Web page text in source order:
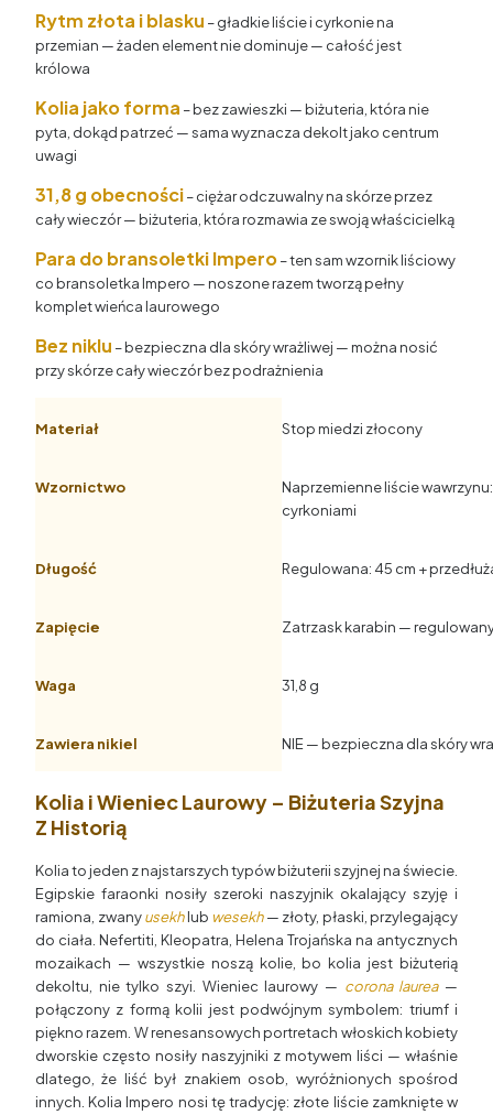
Rytm złota i blasku – gładkie liście i cyrkonie na
przemian — żaden element nie dominuje — całość jest
królowa
Kolia jako forma – bez zawieszki — biżuteria, która nie
pyta, dokąd patrzeć — sama wyznacza dekolt jako centrum
uwagi
31,8 g obecności– ciężar odczuwalny na skórze przez
cały wieczór — biżuteria, która rozmawia ze swoją właścicielką
Para do bransoletki Impero– ten sam wzornik liściowy
co bransoletka Impero — noszone razem tworzą pełny
komplet wieńca laurowego
Bez niklu – bezpieczna dla skóry wrażliwej — można nosić
przy skórze cały wieczór bez podrażnienia
Materiał Stop miedzi złocony
Wzornictwo
Naprzemienne liście
cyrkoniami
Długość Regulowana: 45 cm +
Zapięcie Zatrzask karabin —
Waga 31,8 g
Zawiera nikiel NIE — bezpieczna dla skóry
Kolia i Wieniec Laurowy – Biżuteria Szyjna
Z Historią
Kolia to jeden z najstarszych typów biżuterii szyjnej na świecie.
Egipskie faraonki nosiły szeroki naszyjnik okalający szyję i
ramiona, zwanyusekhlub wesekh— złoty, płaski, przylegający
do ciała. Nefertiti, Kleopatra, Helena Trojańska na antycznych
mozaikach — wszystkie noszą kolie, bo kolia jest biżuterią
dekoltu, nie tylko szyi. Wieniec laurowy — corona laurea—
połączony z formą kolii jest podwójnym symbolem: triumf i
piękno razem. W renesansowych portretach włoskich kobiety
dworskie często nosiły naszyjniki z motywem liści — właśnie
dlatego, że liść był znakiem osob, wyróżnionych spośrod
innych. Kolia Impero nosi tę tradycję: złote liście zamknięte w